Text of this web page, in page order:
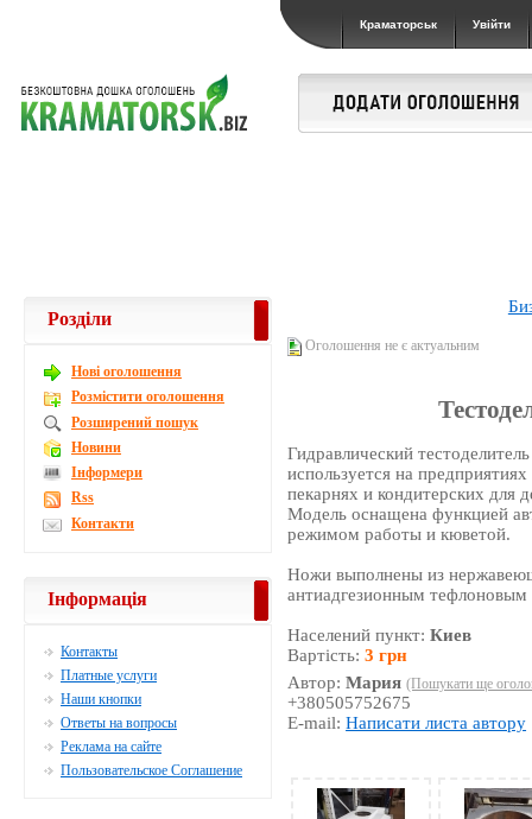
Краматорськ Увійти
Оголошення не є актуальним
Гидравлический
используется на
пекарнях и кондитерских для
Модель оснащена функцией
режимом работы и кюветой.
Ножи выполнены из
антиадгезионным
Населений пункт:Киев
Вартість:3 грн
Автор:Мария (Пошукати ще
+380505752675
E-mail:Написати листа автору
Розділи
Новi оголошення
Розмістити оголошення
Розширений пошук
Новини
Інформери
Rss
Контакти
Інформація
Контакты
Платные услуги
Наши кнопки
Ответы на вопросы
Реклама на сайте
Пользовательское Соглашение